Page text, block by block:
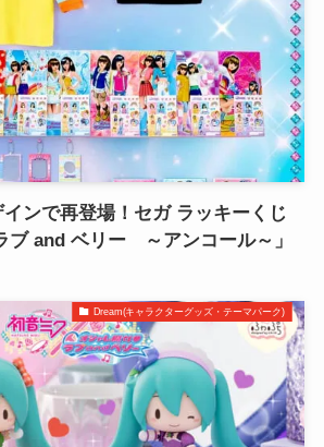
ンで再登場！セガ ラッキーくじ
ブ and ベリー ～アンコール～」
Dream(キャラクターグッズ・テーマパーク)